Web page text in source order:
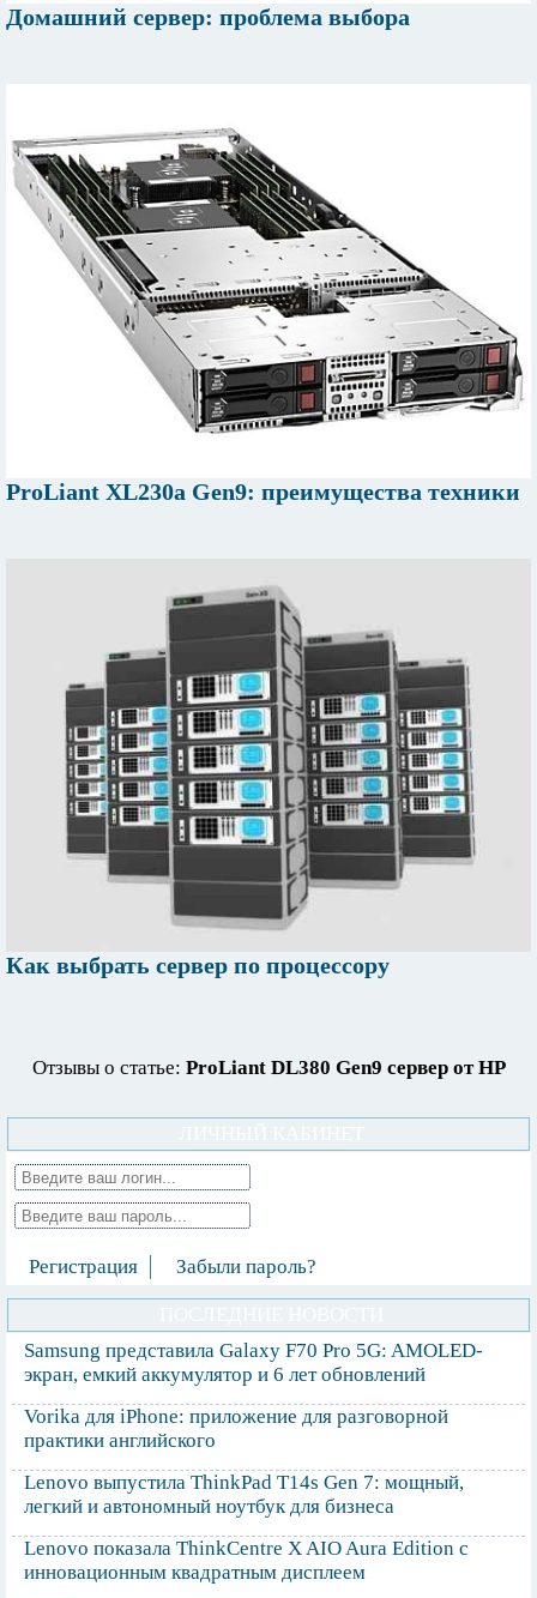
Домашний сервер: проблема выбора
ProLiant ХL230а Gen9: преимущества техники
Как выбрать сервер по процессору
Отзывы о статье: ProLiant DL380 Gen9 сервер от НР
Регистрация Забыли пароль?
Samsung представила Galaxy F70 Pro 5G: AMOLED-
экран, емкий аккумулятор и 6 лет обновлений
Vorika для iPhone: приложение для разговорной
практики английского
Lenovo выпустила ThinkPad T14s Gen 7: мощный,
легкий и автономный ноутбук для бизнеса
Lenovo показала ThinkCentre X AIO Aura Edition с
инновационным квадратным дисплеем